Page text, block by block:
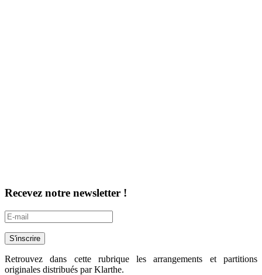
Recevez notre newsletter !
Retrouvez dans cette rubrique les arrangements et partitions
originales distribués par Klarthe.